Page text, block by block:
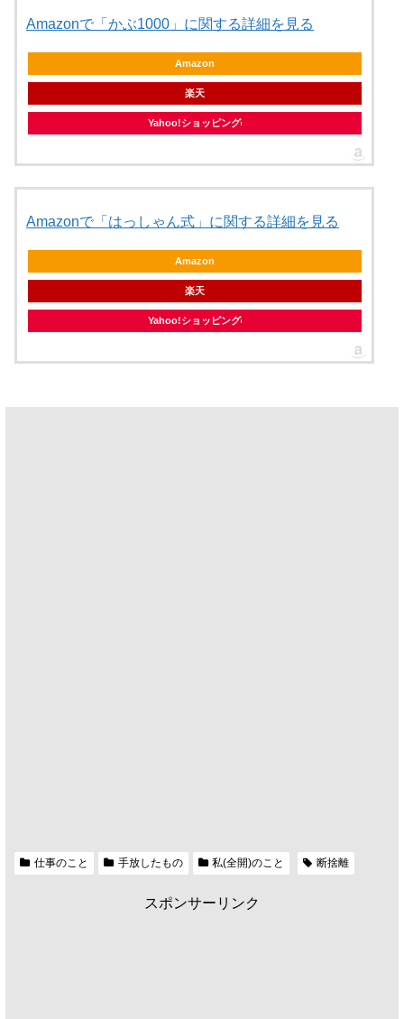
Amazonで「かぶ1000」に関する詳細を見る
Amazon
楽天
Yahoo!ショッピング
Amazonで「はっしゃん式」に関する詳細を見る
Amazon
楽天
Yahoo!ショッピング
仕事のこと 手放したもの 私(全開)のこと 断捨離
スポンサーリンク